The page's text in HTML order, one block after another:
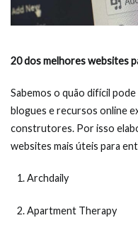
20 dos melhores websites
Sabemos o quão difícil
blogues e recursos online
construtores. Por isso
websites mais úteis para
Archdaily
Apartment Therapy